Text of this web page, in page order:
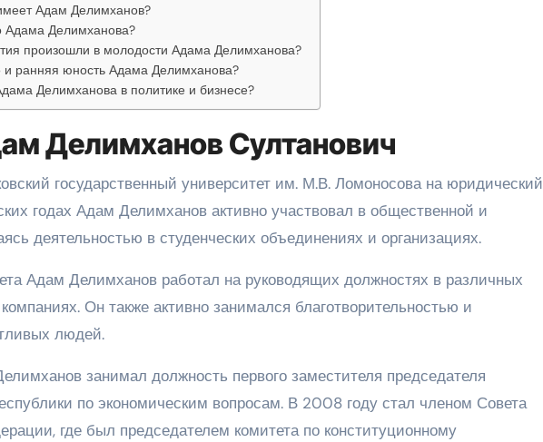
Адам Делимханов?
Адама Делимханова?
произошли в молодости Адама Делимханова?
и ранняя юность Адама Делимханова?
Делимханова в политике и бизнесе?
Делимханов Султанович
государственный университет им. М.В. Ломоносова на юридический
годах Адам Делимханов активно участвовал в общественной и
деятельностью в студенческих объединениях и организациях.
Адам Делимханов работал на руководящих должностях в различных
Он также активно занимался благотворительностью и
людей.
занимал должность первого заместителя председателя
по экономическим вопросам. В 2008 году стал членом Совета
где был председателем комитета по конституционному